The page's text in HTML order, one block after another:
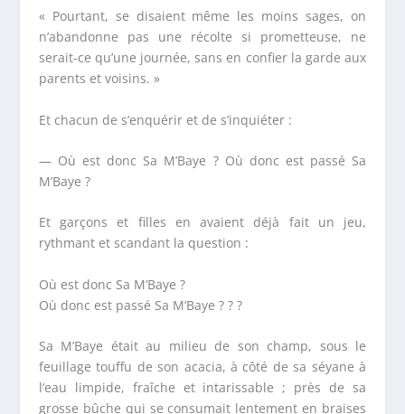
« Pourtant, se disaient même les moins sages, on
n’abandonne pas une récolte si prometteuse, ne
serait-ce qu’une journée, sans en confier la garde aux
parents et voisins. »
Et chacun de s’enquérir et de s’inquiéter :
— Où est donc Sa M’Baye ? Où donc est passé Sa
M’Baye ?
Et garçons et filles en avaient déjà fait un jeu,
rythmant et scandant la question :
Où est donc Sa M’Baye ?
Où donc est passé Sa M’Baye ? ? ?
Sa M’Baye était au milieu de son champ, sous le
feuillage touffu de son acacia, à côté de sa séyane à
l’eau limpide, fraîche et intarissable ; près de sa
grosse bûche qui se consumait lentement en braises